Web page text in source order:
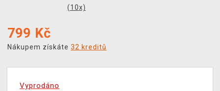
(10x)
799 Kč
Nákupem získáte 32 kreditů
Vyprodáno